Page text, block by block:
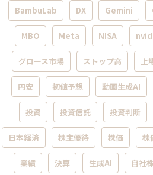
BambuLab DX Gemini
MBO Meta NISA
グロース市場 ストップ高 上
円安 初値予想 動画生成AI
投資 投資信託 投資判断
日本経済 株主優待 株価 株
業績 決算 生成AI 自社